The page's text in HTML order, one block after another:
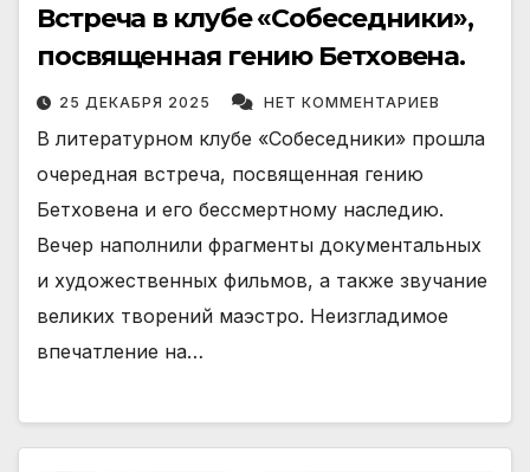
Встреча в клубе «Собеседники»,
посвященная гению Бетховена.
25 ДЕКАБРЯ 2025 НЕТ КОММЕНТАРИЕВ
В литературном клубе «Собеседники» прошла
очередная встреча, посвященная гению
Бетховена и его бессмертному наследию.
Вечер наполнили фрагменты документальных
и художественных фильмов, а также звучание
великих творений маэстро. Неизгладимое
впечатление на…